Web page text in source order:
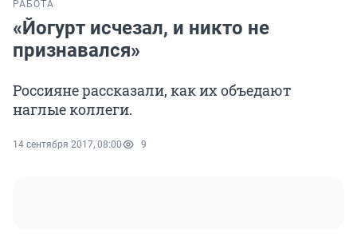
РАБОТА
«Йогурт исчезал, и никто не
признавался»
Россияне рассказали, как их объедают
наглые коллеги.
14 сентября 2017, 08:00 9